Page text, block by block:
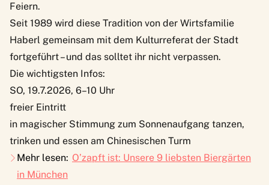
Feiern.
Seit 1989 wird diese Tradition von der Wirtsfamilie
Haberl gemeinsam mit dem Kulturreferat der Stadt
fortgeführt – und das solltet ihr nicht verpassen.
Die wichtigsten Infos:
SO, 19.7.2026, 6–10 Uhr
freier Eintritt
in magischer Stimmung zum Sonnenaufgang tanzen,
trinken und essen am Chinesischen Turm
Mehr lesen: O’zapft ist: Unsere 9 liebsten Biergärten
in München